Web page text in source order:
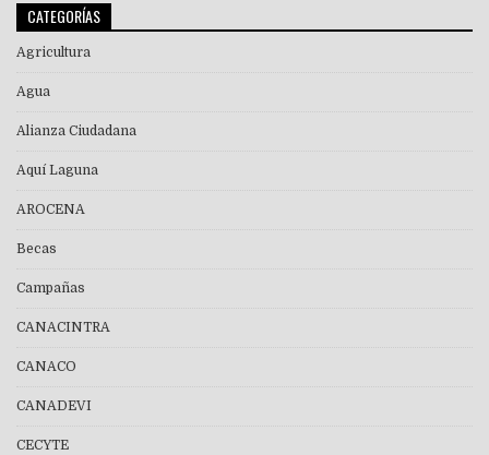
CATEGORÍAS
Agricultura
Agua
Alianza Ciudadana
Aquí Laguna
AROCENA
Becas
Campañas
CANACINTRA
CANACO
CANADEVI
CECYTE